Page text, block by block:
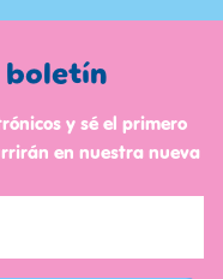
boletín
y sé el primero
en nuestra nueva